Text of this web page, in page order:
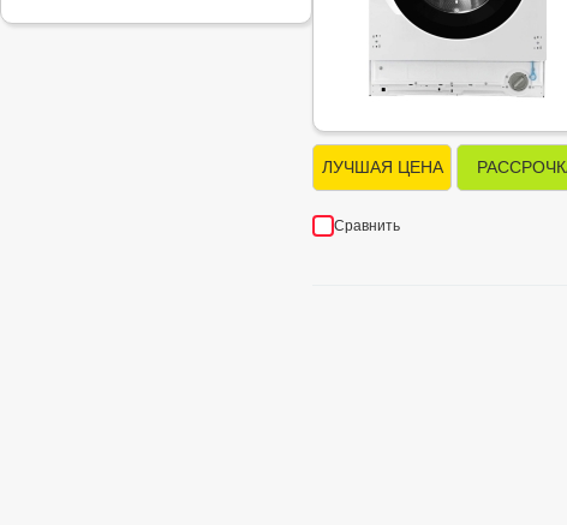
ЛУЧШАЯ ЦЕНА
Сравнить